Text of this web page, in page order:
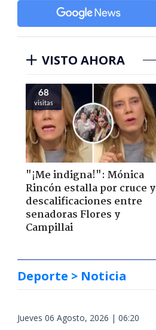
VISTO AHORA
68
visitas
"¡Me indigna!": Mónica
Rincón estalla por cruce y
descalificaciones entre
senadoras Flores y
Campillai
Deporte > Noticia
Jueves 06 Agosto, 2026 | 06:20